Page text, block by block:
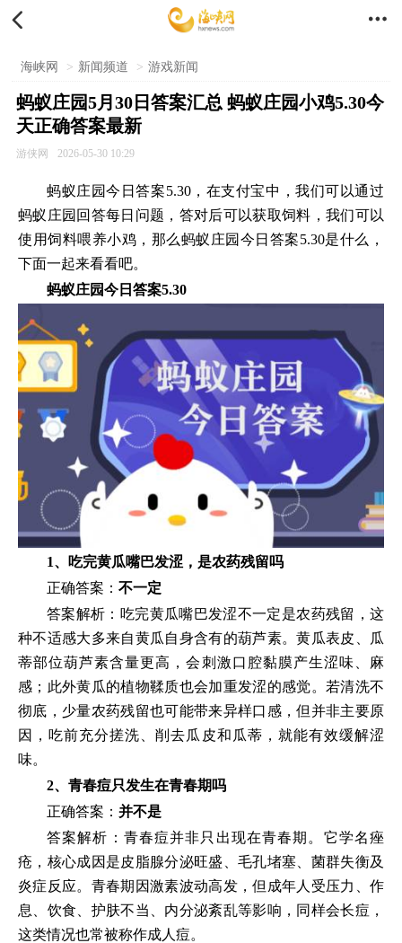
 
海峡网 > 新闻频道 > 游戏新闻
蚂蚁庄园5月30日答案汇总 蚂蚁庄园小鸡5.30今
天正确答案最新
游侠网 2026-05-30 10:29
蚂蚁庄园今日答案5.30，在支付宝中，我们可以通过
蚂蚁庄园回答每日问题，答对后可以获取饲料，我们可以
使用饲料喂养小鸡，那么蚂蚁庄园今日答案5.30是什么，
下面一起来看看吧。
蚂蚁庄园今日答案5.30
1、吃完黄瓜嘴巴发涩，是农药残留吗
正确答案： 不一定
答案解析：吃完黄瓜嘴巴发涩不一定是农药残留，这
种不适感大多来自黄瓜自身含有的葫芦素。黄瓜表皮、瓜
蒂部位葫芦素含量更高，会刺激口腔黏膜产生涩味、麻
感；此外黄瓜的植物鞣质也会加重发涩的感觉。若清洗不
彻底，少量农药残留也可能带来异样口感，但并非主要原
因，吃前充分搓洗、削去瓜皮和瓜蒂，就能有效缓解涩
味。
2、青春痘只发生在青春期吗
正确答案： 并不是
答案解析：青春痘并非只出现在青春期。它学名痤
疮，核心成因是皮脂腺分泌旺盛、毛孔堵塞、菌群失衡及
炎症反应。青春期因激素波动高发，但成年人受压力、作
息、饮食、护肤不当、内分泌紊乱等影响，同样会长痘，
这类情况也常被称作成人痘。